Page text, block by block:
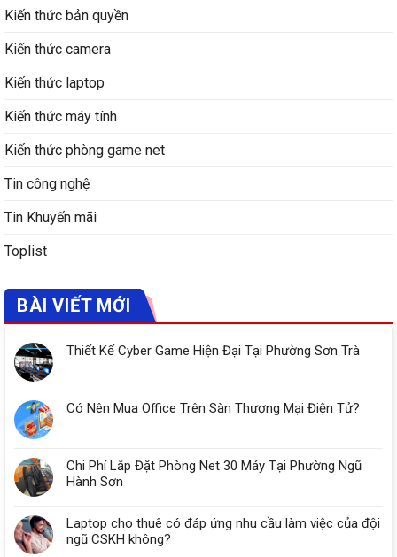
Kiến thức bản quyền
Kiến thức camera
Kiến thức laptop
Kiến thức máy tính
Kiến thức phòng game net
Tin công nghệ
Tin Khuyến mãi
Toplist
BÀI VIẾT MỚI
Thiết Kế Cyber Game Hiện Đại Tại Phường Sơn Trà
Có Nên Mua Office Trên Sàn Thương Mại Điện Tử?
Chi Phí Lắp Đặt Phòng Net 30 Máy Tại Phường Ngũ
Hành Sơn
Laptop cho thuê có đáp ứng nhu cầu làm việc của đội
ngũ CSKH không?